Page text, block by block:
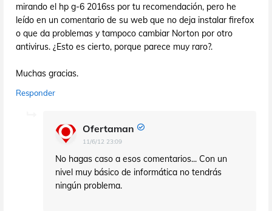
mirando el hp g-6 2016ss por tu recomendación, pero he
leído en un comentario de su web que no deja instalar firefox
o que da problemas y tampoco cambiar Norton por otro
antivirus. ¿Esto es cierto, porque parece muy raro?.
Muchas gracias.
Responder
Ofertaman
11/6/12 23:09
No hagas caso a esos comentarios... Con un
nivel muy básico de informática no tendrás
ningún problema.